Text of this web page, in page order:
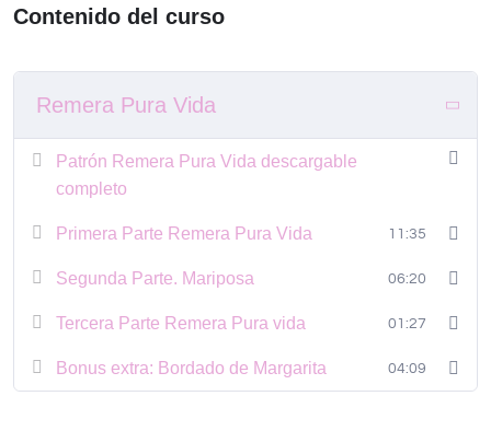
Contenido del curso
Remera Pura Vida
Patrón Remera Pura Vida descargable
completo
Primera Parte Remera Pura Vida 11:35
Segunda Parte. Mariposa 06:20
Tercera Parte Remera Pura vida 01:27
Bonus extra: Bordado de Margarita 04:09